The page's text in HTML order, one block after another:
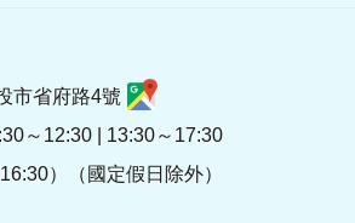
市省府路4號
～12:30 | 13:30～17:30
）（國定假日除外）